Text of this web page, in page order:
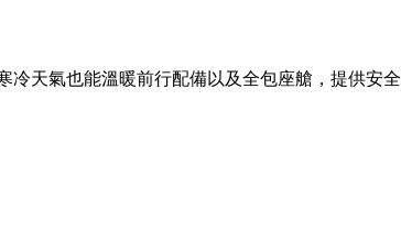
寒冷天氣也能溫暖前行配備以及全包座艙，提供安全